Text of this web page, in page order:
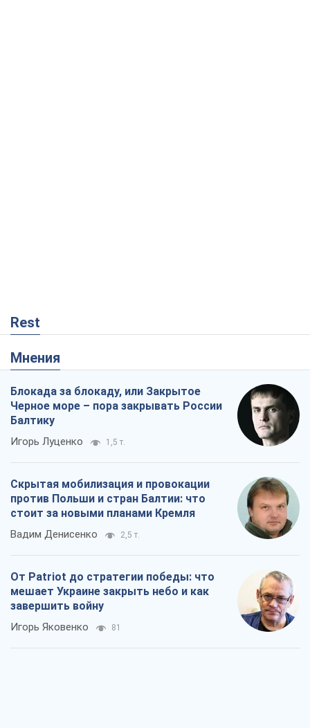
Rest
Мнения
Блокада за блокаду, или Закрытое
Черное море – пора закрывать России
Балтику
Игорь Луценко 1,5 т.
Скрытая мобилизация и провокации
против Польши и стран Балтии: что
стоит за новыми планами Кремля
Вадим Денисенко 2,5 т.
От Patriot до стратегии победы: что
мешает Украине закрыть небо и как
завершить войну
Игорь Яковенко 81